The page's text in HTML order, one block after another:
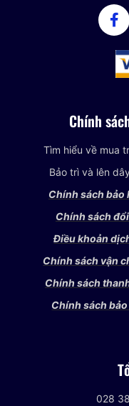
Chính
Tìm hiểu về mua
Bảo trì và lên
Chính sách bảo
Chính sách
Điều khoản
Chính sách vận
Chính sách
Chính sách
028